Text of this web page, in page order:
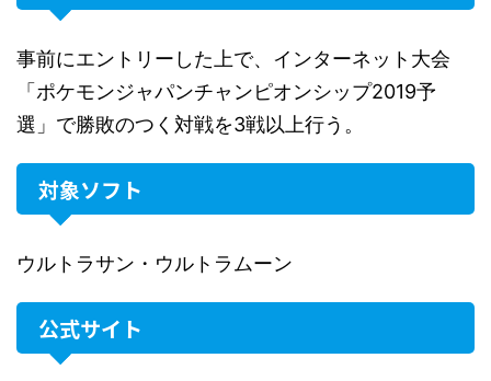
事前にエントリーした上で、インターネット大会
「ポケモンジャパンチャンピオンシップ2019予
選」で勝敗のつく対戦を3戦以上行う。
対象ソフト
ウルトラサン・ウルトラムーン
公式サイト